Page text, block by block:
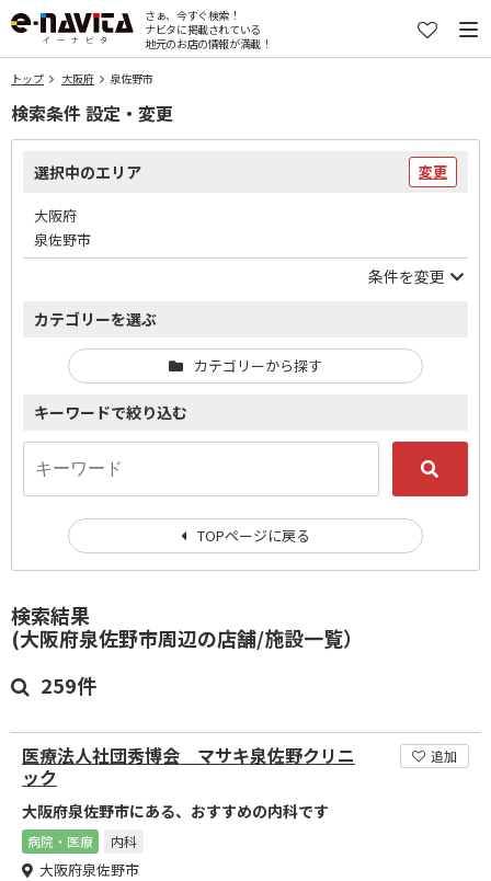
さぁ、今すぐ検索！
ナビタに掲載されている
地元のお店の情報が満載！
トップ 大阪府 泉佐野市
検索結果
(大阪府泉佐野市周辺の店舗/施設一覧）
259件
医療法人社団秀博会 マサキ泉佐野クリニ
ック
追加
大阪府泉佐野市にある、おすすめの内科です
病院・医療 内科
大阪府泉佐野市
検索条件 設定・変更
選択中のエリア 変更
大阪府
泉佐野市
条件を変更
カテゴリーを選ぶ
カテゴリーから探す
キーワードで絞り込む
TOPページに戻る